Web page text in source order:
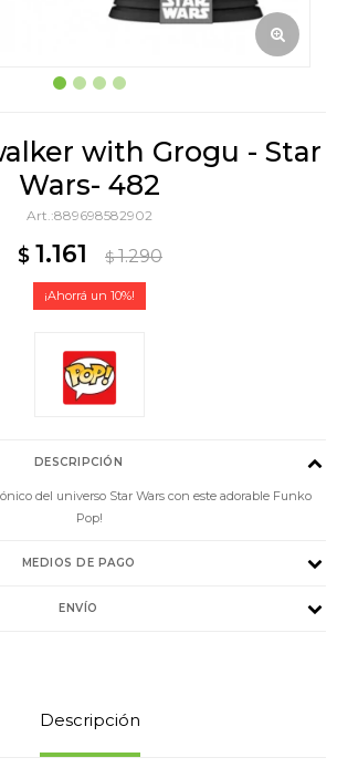
with Grogu - Star
Wars- 482
889698582902
$ 1.161 $ 1.290
10
DESCRIPCIÓN
del universo Star Wars con este adorable Funko
Pop!
MEDIOS DE PAGO
ENVÍO
Descripción